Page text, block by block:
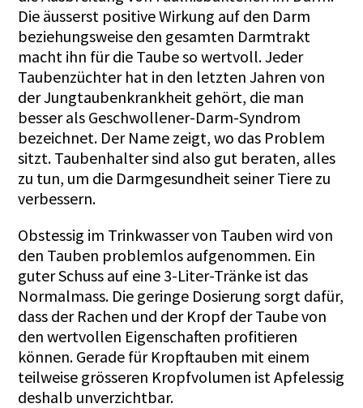
Die äusserst positive Wirkung auf den Darm
beziehungsweise den gesamten Darmtrakt
macht ihn für die Taube so wertvoll. Jeder
Taubenzüchter hat in den letzten Jahren von
der Jungtaubenkrankheit gehört, die man
besser als Geschwollener-Darm-Syndrom
bezeichnet. Der Name zeigt, wo das Problem
sitzt. Taubenhalter sind also gut beraten, alles
zu tun, um die Darmgesundheit seiner Tiere zu
verbessern.
Obstessig im Trinkwasser von Tauben wird von
den Tauben problemlos aufgenommen. Ein
guter Schuss auf eine 3-Liter-Tränke ist das
Normalmass. Die geringe Dosierung sorgt dafür,
dass der Rachen und der Kropf der Taube von
den wertvollen Eigenschaften profitieren
können. Gerade für Kropftauben mit einem
teilweise grösseren Kropfvolumen ist Apfelessig
deshalb unverzichtbar.